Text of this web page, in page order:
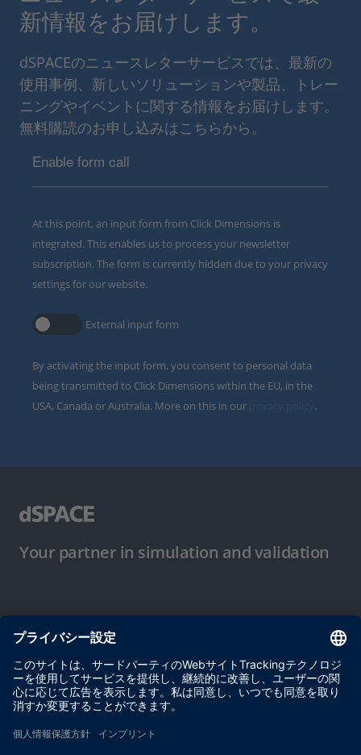
新情報をお届けします。
dSPACEのニュースレターサービスでは、最新の
使用事例、新しいソリューションや製品、トレー
ニングやイベントに関する情報をお届けします。
無料購読のお申し込みはこちらから。
Enable form call
At this point, an input form from Click Dimensions is
integrated. This enables us to process your newsletter
subscription. The form is currently hidden due to your privacy
settings for our website.
External input form
By activating the input form, you consent to personal data
being transmitted to Click Dimensions within the EU, in the
USA, Canada or Australia. More on this in our
.
Your partner in simulation and validation
プライバシーポリシー
約款
サイト運営会社情報